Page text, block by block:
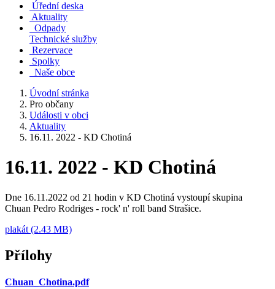
Úřední deska
Aktuality
Odpady
Technické služby
Rezervace
Spolky
Naše obce
Úvodní stránka
Pro občany
Události v obci
Aktuality
16.11. 2022 - KD Chotiná
16.11. 2022 - KD Chotiná
Dne 16.11.2022 od 21 hodin v KD Chotiná vystoupí skupina
Chuan Pedro Rodriges - rock' n' roll band Strašice.
plakát (2.43 MB)
Přílohy
Chuan_Chotina.pdf